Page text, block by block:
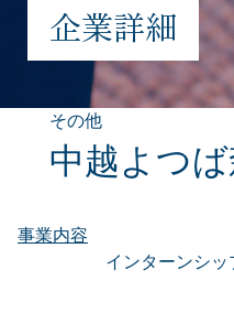
企業詳細
その他
中越よつ
事業内容
インターンシ